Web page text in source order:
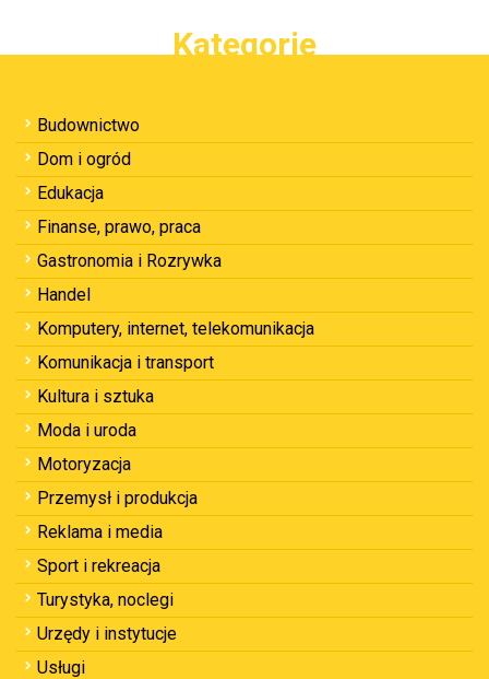
Kategorie
Budownictwo
Dom i ogród
Edukacja
Finanse, prawo, praca
Gastronomia i Rozrywka
Handel
Komputery, internet, telekomunikacja
Komunikacja i transport
Kultura i sztuka
Moda i uroda
Motoryzacja
Przemysł i produkcja
Reklama i media
Sport i rekreacja
Turystyka, noclegi
Urzędy i instytucje
Usługi